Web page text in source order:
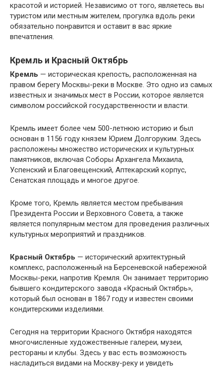
красотой и историей. Независимо от того, являетесь вы
туристом или местным жителем, прогулка вдоль реки
обязательно понравится и оставит в вас яркие
впечатления.
Кремль и Красный Октябрь
Кремль — историческая крепость, расположенная на
правом берегу Москвы-реки в Москве. Это одно из самых
известных и значимых мест в России, которое является
символом российской государственности и власти.
Кремль имеет более чем 500-летнюю историю и был
основан в 1156 году князем Юрием Долгоруким. Здесь
расположены множество исторических и культурных
памятников, включая Соборы Архангела Михаила,
Успенский и Благовещенский, Аптекарский корпус,
Сенатская площадь и многое другое.
Кроме того, Кремль является местом пребывания
Президента России и Верховного Совета, а также
является популярным местом для проведения различных
культурных мероприятий и праздников.
Красный Октябрь — исторический архитектурный
комплекс, расположенный на Берсеневской набережной
Москвы-реки, напротив Кремля. Он занимает территорию
бывшего кондитерского завода «Красный Октябрь»,
который был основан в 1867 году и известен своими
кондитерскими изделиями.
Сегодня на территории Красного Октября находятся
многочисленные художественные галереи, музеи,
рестораны и клубы. Здесь у вас есть возможность
насладиться видами на Москву-реку и увидеть